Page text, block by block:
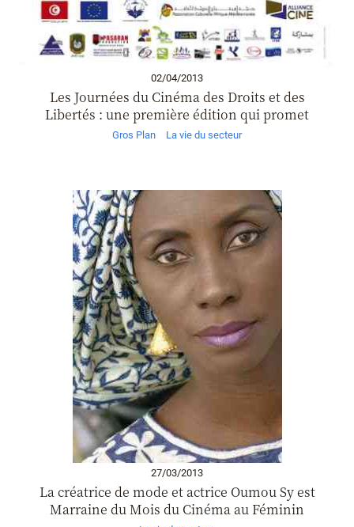
02/04/2013
Les Journées du Cinéma des Droits et des
Libertés : une première édition qui promet
Gros Plan La vie du secteur
27/03/2013
La créatrice de mode et actrice Oumou Sy est
Marraine du Mois du Cinéma au Féminin